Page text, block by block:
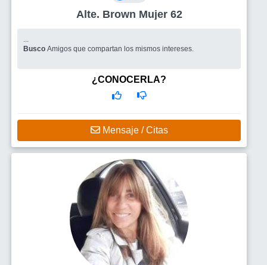
Alte. Brown Mujer 62
...
Busco Amigos que compartan los mismos intereses.
¿CONOCERLA?
Mensaje / Citas